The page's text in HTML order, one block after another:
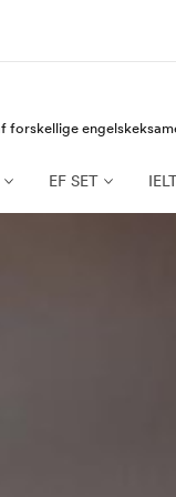
Se alt hvad
forskellige
EF SET